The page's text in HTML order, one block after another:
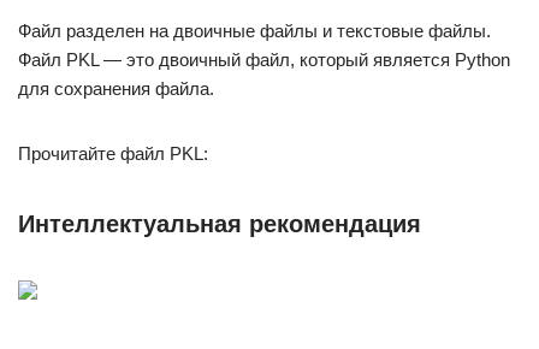
Файл разделен на двоичные файлы и текстовые файлы.
Файл PKL — это двоичный файл, который является Python
для сохранения файла.
Прочитайте файл PKL:
Интеллектуальная рекомендация